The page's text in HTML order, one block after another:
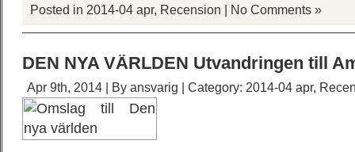
Posted in 2014-04 apr, Recension | No Comments »
DEN NYA VÄRLDEN Utvandringen till
Apr 9th, 2014 | By ansvarig | Category: 2014-04 apr,